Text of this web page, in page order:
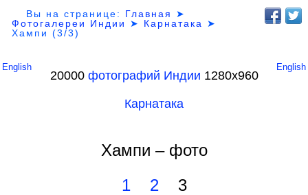
Вы на странице: Главная
➤
Фотогалереи Индии
➤ Карнатака
➤
Хампи (3/3)
English English
20000 фотографий Индии 1280х960
Карнатака
Хампи – фото
1
23